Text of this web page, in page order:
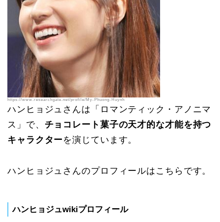
https://www.researchgate.net/profile/My-Phuong-Huynh
ハンヒョジュさんは「ロマンティック・アノニマ
ス」で、 チョコレート菓子の天才的な才能を持つ
キャラクターを演じています。
ハンヒョジュさんのプロフィールはこちらです。
ハンヒョジュwikiプロフィール